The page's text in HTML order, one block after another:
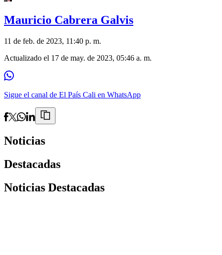
Mauricio Cabrera Galvis
11 de feb. de 2023, 11:40 p. m.
Actualizado el 17 de may. de 2023, 05:46 a. m.
Sigue el canal de El País Cali en WhatsApp
Noticias
Destacadas
Noticias Destacadas